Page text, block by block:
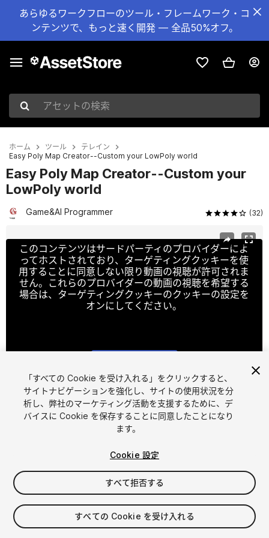
あらゆるワークフローのツール・フレームワーク・コ
ンテンツで、もっと速く開発 — 全品50%オフ。
アセットの検索
ホーム ツール
テレイン
Easy Poly Map Creator--Custom your LowPoly world
Easy Poly Map Creator--Custom your
LowPoly world
Game&AI Programmer (32)
このコンテンツはサードパーティのプロバイダーによ
ってホストされており、ターゲティングクッキーを使
用することに同意しない限り動画の視聴が許可されま
せん。これらのプロバイダーの動画の視聴を希望する
場合は、ターゲティングクッキーのクッキーの設定を
オンにしてください。
1/ 6
FREE
in the past week
「すべての Cookie を受け入れる」をクリックすると、
サイトナビゲーションを強化し、サイトの使用状況を分
析し、弊社のマーケティング活動を支援するために、デ
バイスに Cookie を保存することに同意したことになり
ます。
Cookie 設定
すべて拒否する
すべての Cookie を受け入れる